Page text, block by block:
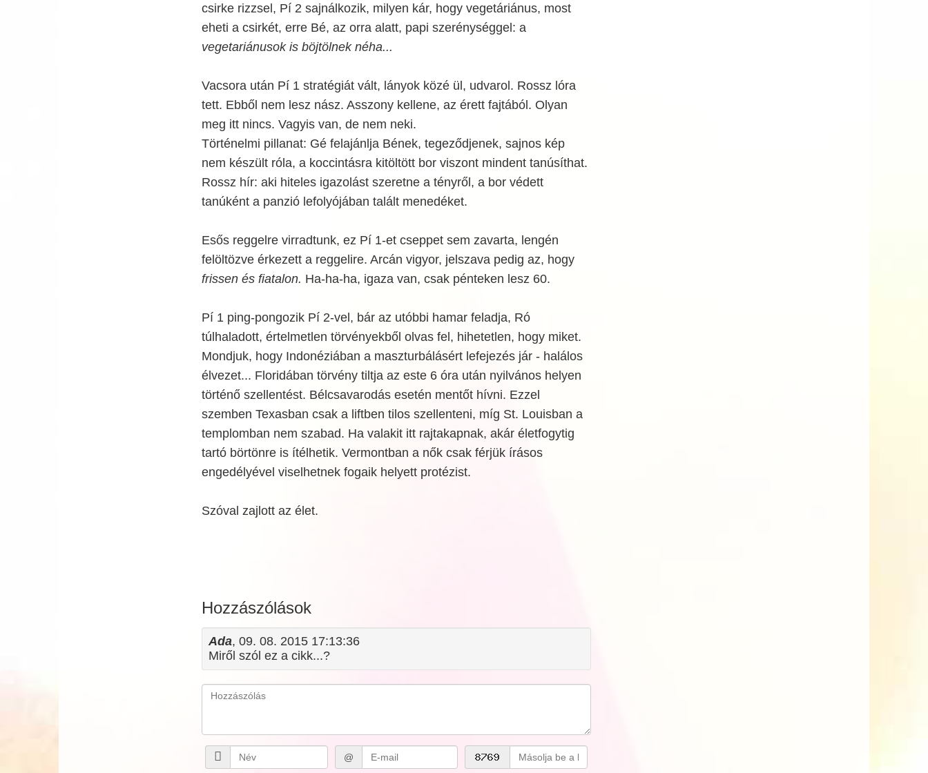
csirke rizzsel, Pí 2 sajnálkozik, milyen kár, hogy vegetáriánus, most
eheti a csirkét, erre Bé, az orra alatt, papi szerénységgel: a
vegetariánusok is böjtölnek néha...
Vacsora után Pí 1 stratégiát vált, lányok közé ül, udvarol. Rossz lóra
tett. Ebből nem lesz nász. Asszony kellene, az érett fajtából. Olyan
meg itt nincs. Vagyis van, de nem neki.
Történelmi pillanat: Gé felajánlja Bének, tegeződjenek, sajnos kép
nem készült róla, a koccintásra kitöltött bor viszont mindent tanúsíthat.
Rossz hír: aki hiteles igazolást szeretne a tényről, a bor védett
tanúként a panzió lefolyójában talált menedéket.
Esős reggelre virradtunk, ez Pí 1-et cseppet sem zavarta, lengén
felöltözve érkezett a reggelire. Arcán vigyor, jelszava pedig az, hogy
frissen és fiatalon. Ha-ha-ha, igaza van, csak pénteken lesz 60.
Pí 1 ping-pongozik Pí 2-vel, bár az utóbbi hamar feladja, Ró
túlhaladott, értelmetlen törvényekből olvas fel, hihetetlen, hogy miket.
Mondjuk, hogy Indonéziában a maszturbálásért lefejezés jár - halálos
élvezet... Floridában törvény tiltja az este 6 óra után nyilvános helyen
történő szellentést. Bélcsavarodás esetén mentőt hívni. Ezzel
szemben Texasban csak a liftben tilos szellenteni, míg St. Louisban a
templomban nem szabad. Ha valakit itt rajtakapnak, akár életfogytig
tartó börtönre is ítélhetik. Vermontban a nők csak férjük írásos
engedélyével viselhetnek fogaik helyett protézist.
Szóval zajlott az élet.
Hozzászólások
Ada, 09. 08. 2015 17:13:36
Miről szól ez a cikk...?
@